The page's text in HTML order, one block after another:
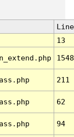
Line
13
1548
211
62
94